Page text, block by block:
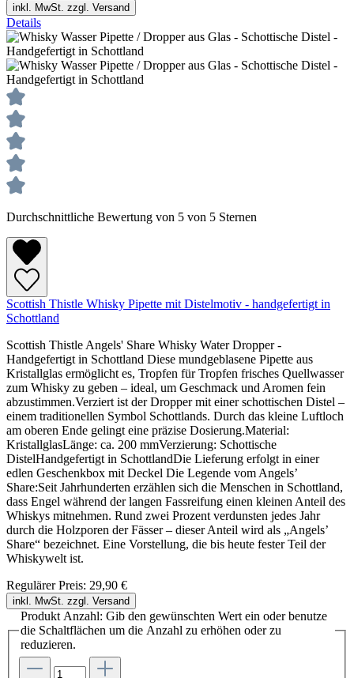
inkl. MwSt. zzgl. Versand
Details
Durchschnittliche Bewertung von 5 von 5 Sternen
Scottish Thistle Whisky Pipette mit Distelmotiv - handgefertigt in
Schottland
Scottish Thistle Angels' Share Whisky Water Dropper -
Handgefertigt in Schottland Diese mundgeblasene Pipette aus
Kristallglas ermöglicht es, Tropfen für Tropfen frisches Quellwasser
zum Whisky zu geben – ideal, um Geschmack und Aromen fein
abzustimmen.Verziert ist der Dropper mit einer schottischen Distel –
einem traditionellen Symbol Schottlands. Durch das kleine Luftloch
am oberen Ende gelingt eine präzise Dosierung.Material:
KristallglasLänge: ca. 200 mmVerzierung: Schottische
DistelHandgefertigt in SchottlandDie Lieferung erfolgt in einer
edlen Geschenkbox mit Deckel Die Legende vom Angels’
Share:Seit Jahrhunderten erzählen sich die Menschen in Schottland,
dass Engel während der langen Fassreifung einen kleinen Anteil des
Whiskys mitnehmen. Rund zwei Prozent verdunsten jedes Jahr
durch die Holzporen der Fässer – dieser Anteil wird als „Angels’
Share“ bezeichnet. Eine Vorstellung, die bis heute fester Teil der
Whiskywelt ist.
Regulärer Preis: 29,90 €
inkl. MwSt. zzgl. Versand
Produkt Anzahl: Gib den gewünschten Wert ein oder benutze
die Schaltflächen um die Anzahl zu erhöhen oder zu
reduzieren.